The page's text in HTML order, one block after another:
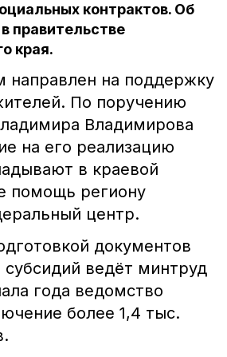
контрактов. Об
правительстве
края.
направлен на поддержку
По поручению
Владимирова
на его реализацию
в краевой
помощь региону
центр.
документов
субсидий ведёт минтруд
года ведомство
более 1,4 тыс.